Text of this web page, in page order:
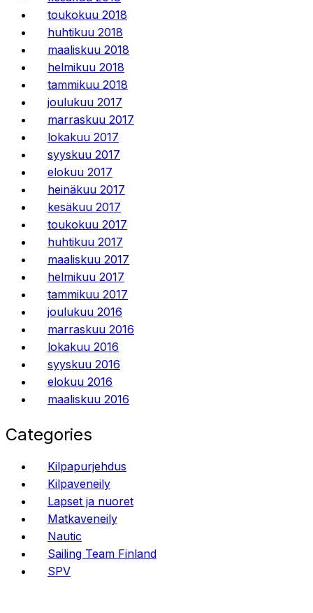
toukokuu 2018
huhtikuu 2018
maaliskuu 2018
helmikuu 2018
tammikuu 2018
joulukuu 2017
marraskuu 2017
lokakuu 2017
syyskuu 2017
elokuu 2017
heinäkuu 2017
kesäkuu 2017
toukokuu 2017
huhtikuu 2017
maaliskuu 2017
helmikuu 2017
tammikuu 2017
joulukuu 2016
marraskuu 2016
lokakuu 2016
syyskuu 2016
elokuu 2016
maaliskuu 2016
Categories
Kilpapurjehdus
Kilpaveneily
Lapset ja nuoret
Matkaveneily
Nautic
Sailing Team Finland
SPV